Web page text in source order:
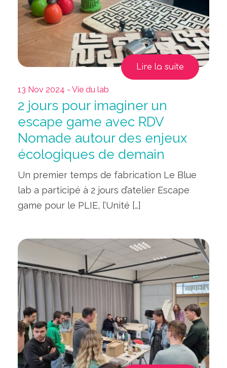
Lire la suite
13 Nov 2024 - Vie du lab
2 jours pour imaginer un
escape game avec RDV
Nomade autour des enjeux
écologiques de demain
Un premier temps de fabrication Le Blue
lab a participé à 2 jours d’atelier Escape
game pour le PLIE, l’Unité […]